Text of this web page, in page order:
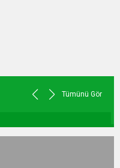
Tümünü Gör